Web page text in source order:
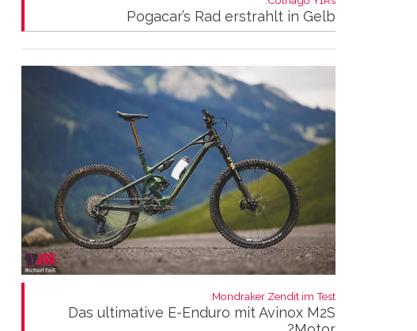
Pogacar’s Rad erstrahlt in Gelb
Mondraker Zendit im Test:
Das ultimative E-Enduro mit Avinox M2S